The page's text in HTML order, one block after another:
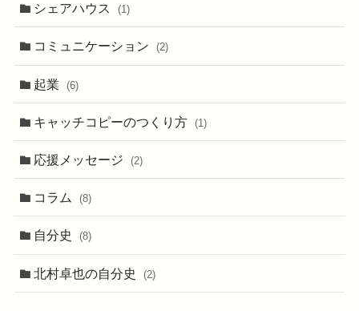
シェアハウス (1)
コミュニケーション (2)
起業 (6)
キャッチコピーのつくり方 (1)
応援メッセージ (2)
コラム (8)
自分史 (8)
北村卓也の自分史 (2)